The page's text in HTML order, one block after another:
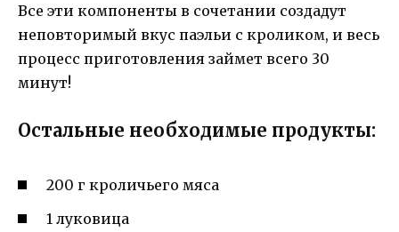
Все эти компоненты в сочетании создадут
неповторимый вкус паэльи с кроликом, и весь
процесс приготовления займет всего 30
минут!
Остальные необходимые продукты:
200 г кроличьего мяса
1 луковица